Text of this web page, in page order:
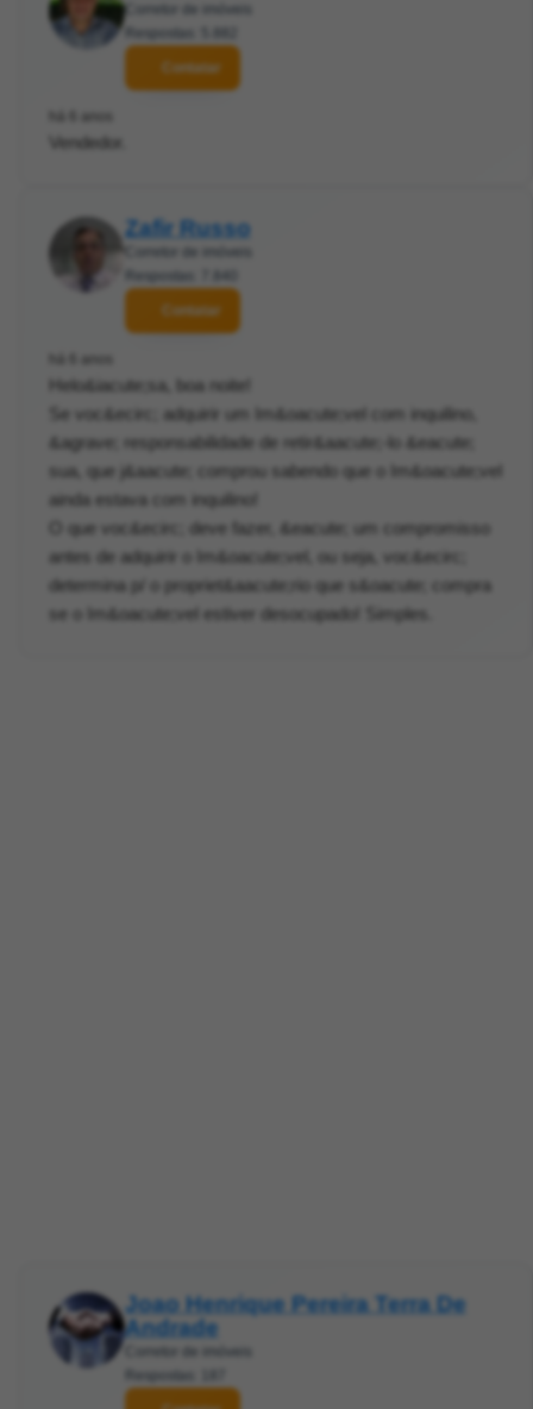
Contatar
Vendedor.
Zafir Russo
Contatar
Helo&iacute;sa, boa noite!
Se voc&ecirc; adquirir um Im&oacute;vel com inquilino,
&agrave; responsabilidade de retir&aacute;-lo &eacute;
sua, que j&aacute; comprou sabendo que o Im&oacute;vel
ainda estava com inquilino!
O que voc&ecirc; deve fazer, &eacute; um compromisso
antes de adquirir o Im&oacute;vel, ou seja, voc&ecirc;
determina p/ o propriet&aacute;rio que s&oacute; compra
se o Im&oacute;vel estiver desocupado! Simples.
Joao Henrique Pereira Terra De
Andrade